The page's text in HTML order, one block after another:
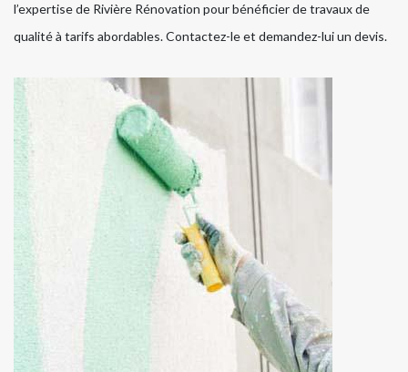
l’expertise de Rivière Rénovation pour bénéficier de travaux de
qualité à tarifs abordables. Contactez-le et demandez-lui un devis.